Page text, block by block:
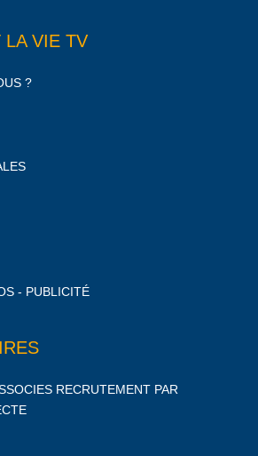
LA VIE TV
?
- PUBLICITÉ
RECRUTEMENT PAR